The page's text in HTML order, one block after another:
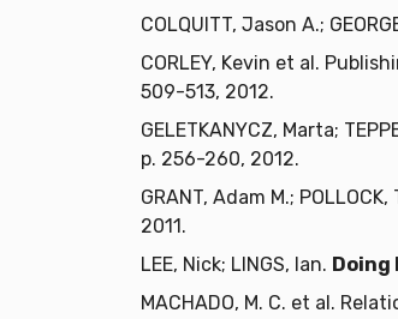
COLQUITT, Jason A.;
CORLEY, Kevin et al.
509-513, 2012.
GELETKANYCZ, Marta;
p. 256-260, 2012.
GRANT, Adam M.;
2011.
LEE, Nick; LINGS, Ian.
MACHADO, M. C. et al.